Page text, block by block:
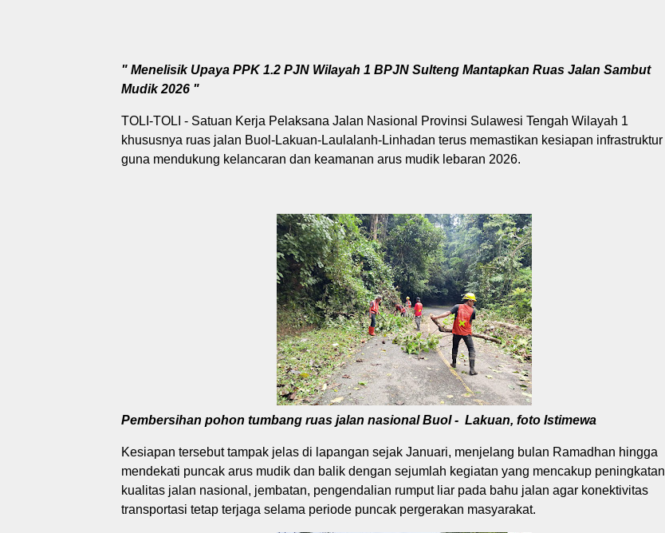
" Menelisik Upaya PPK 1.2 PJN Wilayah 1 BPJN Sulteng Mantapkan Ruas Jalan Sambut
Mudik 2026 "
TOLI-TOLI - Satuan Kerja Pelaksana Jalan Nasional Provinsi Sulawesi Tengah Wilayah 1
khususnya ruas jalan Buol-Lakuan-Laulalanh-Linhadan terus memastikan kesiapan infrastruktur
guna mendukung kelancaran dan keamanan arus mudik lebaran 2026.
Pembersihan pohon tumbang ruas jalan nasional Buol - Lakuan, foto Istimewa
Kesiapan tersebut tampak jelas di lapangan sejak Januari, menjelang bulan Ramadhan hingga
mendekati puncak arus mudik dan balik dengan sejumlah kegiatan yang mencakup peningkatan
kualitas jalan nasional, jembatan, pengendalian rumput liar pada bahu jalan agar konektivitas
transportasi tetap terjaga selama periode puncak pergerakan masyarakat.